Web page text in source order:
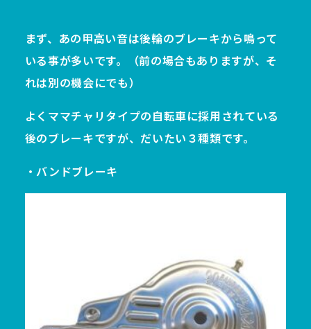
まず、あの甲高い音は後輪のブレーキから鳴って
いる事が多いです。（前の場合もありますが、そ
れは別の機会にでも）
よくママチャリタイプの自転車に採用されている
後のブレーキですが、だいたい３種類です。
・バンドブレーキ